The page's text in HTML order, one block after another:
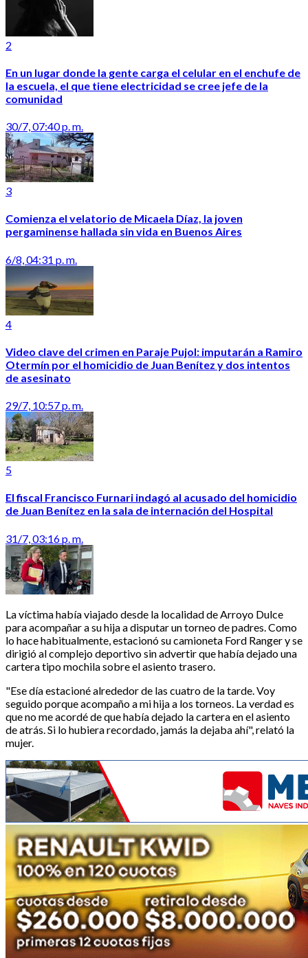
2
En un lugar donde la gente carga el celular en el enchufe de
la escuela, el que tiene electricidad se cree jefe de la
comunidad
30/7, 07:40 p. m.
3
Comienza el velatorio de Micaela Díaz, la joven
pergaminense hallada sin vida en Buenos Aires
6/8, 04:31 p. m.
4
Video clave del crimen en Paraje Pujol: imputarán a Ramiro
Otermín por el homicidio de Juan Benítez y dos intentos
de asesinato
29/7, 10:57 p. m.
5
El fiscal Francisco Furnari indagó al acusado del homicidio
de Juan Benítez en la sala de internación del Hospital
31/7, 03:16 p. m.
La víctima había viajado desde la localidad de Arroyo Dulce
para acompañar a su hija a disputar un torneo de padres. Como
lo hace habitualmente, estacionó su camioneta Ford Ranger y se
dirigió al complejo deportivo sin advertir que había dejado una
cartera tipo mochila sobre el asiento trasero.
"Ese día estacioné alrededor de las cuatro de la tarde. Voy
seguido porque acompaño a mi hija a los torneos. La verdad es
que no me acordé de que había dejado la cartera en el asiento
de atrás. Si lo hubiera recordado, jamás la dejaba ahí", relató la
mujer.